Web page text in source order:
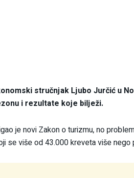
stručnjak Ljubo Jurčić u
i rezultate koje bilježi.
je novi Zakon o turizmu, no
se više od 43.000 kreveta više